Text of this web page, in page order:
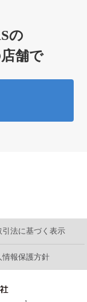
の
舗で
引法に基づく表示
情報保護方針